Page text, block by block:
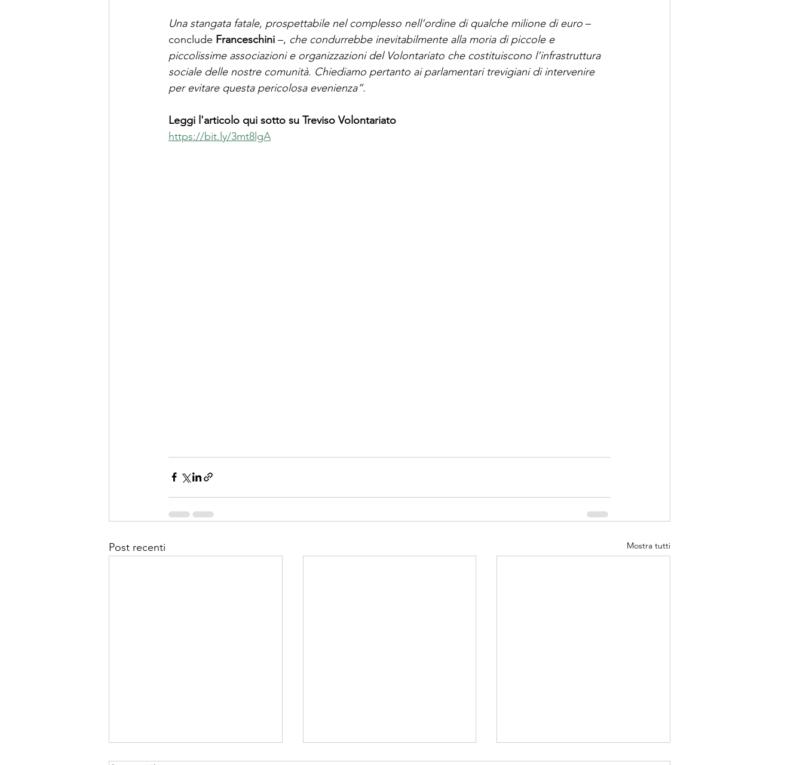
Una stangata fatale, prospettabile nel complesso nell’ordine di qualche milione di euro –
conclude Franceschini –, che condurrebbe inevitabilmente alla moria di piccole e
piccolissime associazioni e organizzazioni del Volontariato che costituiscono l’infrastruttura
sociale delle nostre comunità. Chiediamo pertanto ai parlamentari trevigiani di intervenire
per evitare questa pericolosa evenienza”.
Leggi l'articolo qui sotto su Treviso Volontariato
https://bit.ly/3mt8lgA
Post recenti Mostra tutti